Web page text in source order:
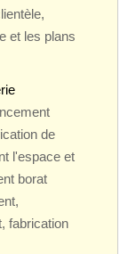
et les plans
de
l'espace et
borat
fabrication